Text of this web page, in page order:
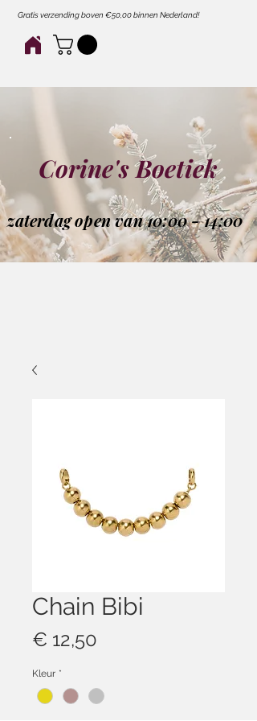
Gratis verzending boven €50,00 binnen Nederland!
Corine's Boetiek
zaterdag open van 10:00 - 14:00
Chain Bibi
€ 12,50
Kleur *